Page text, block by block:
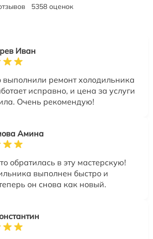
5358 оценок
Иван
выполнили ремонт холодильника
исправно, и цена за услуги
Очень рекомендую!
Амина
обратилась в эту мастерскую!
выполнен быстро и
он снова как новый.